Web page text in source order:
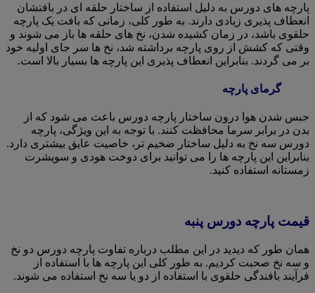
پارچه های دورس به دلیل استفاده از ساختار حلقه ای در بافتشان
انعطاف پذیری زیادی دارند. به طور کلی، زمانی که بافت یک پارچه
حلقوی باشد، در زمان کشیده شدن، نخ های حلقه ها باز می شوند و
وقتی که کشش از روی پارچه برداشته شد، نخ ها سر جای اولیه خود
بر می گردند. بنابراین انعطاف پذیری این پارچه ها بسیار بالا است.
گرمای پارچه
حبس شدن هوا درون ساختار پارچه دورس باعث می شود که از
بدن در برابر سرما محافظت کنند. با توجه به این ویژگی، پارچه
دورس سه نخ به دلیل ساختار ضخیم تر، خاصیت عایق بیشتری دارد.
بنابراین این پارچه ها را می توانید برای دوخت هودی و سویشرت
زمستانه استفاده کنید.
قیمت پارچه دورس پنبه
همان طور که دیدید در این مطلب درباره تفاوت پارچه دورس دو نخ
و سه نخ صحبت کردیم. به طور کلی این پارچه ها با استفاده از
فرآیند بافندگی حلقوی با استفاده از دو یا سه نخ استفاده می شوند.